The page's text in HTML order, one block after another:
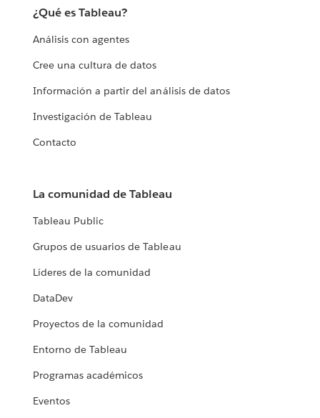
¿Qué es Tableau?
Análisis con agentes
Cree una cultura de datos
Información a partir del análisis de datos
Investigación de Tableau
Contacto
La comunidad de Tableau
Tableau Public
Grupos de usuarios de Tableau
Líderes de la comunidad
DataDev
Proyectos de la comunidad
Entorno de Tableau
Programas académicos
Eventos